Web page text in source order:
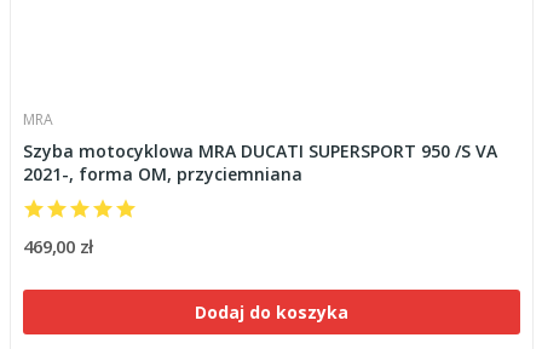
MRA
Szyba motocyklowa MRA DUCATI SUPERSPORT 950 /S VA
2021-, forma OM, przyciemniana
469,00 zł
Dodaj do koszyka